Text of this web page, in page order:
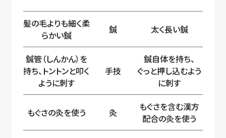
髪の毛よりも細く柔
らかい鍼
鍼 太く長い鍼
鍼管（しんかん）を
持ち、 トントンと叩く
ように刺す
手技
鍼自体を持ち、
ぐっと押し込むよう
に刺す
もぐさの灸を使う 灸
もぐさを含む漢方
配合の灸を使う